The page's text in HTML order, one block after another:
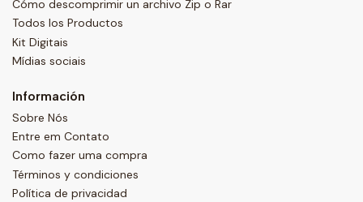
Cómo descomprimir un archivo Zip o Rar
Todos los Productos
Kit Digitais
Mídias sociais
Información
Sobre Nós
Entre em Contato
Como fazer uma compra
Términos y condiciones
Política de privacidad